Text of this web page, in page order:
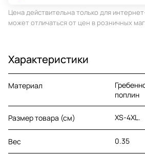
Цена действительна только для
может отличаться от цен в розничных
Характеристики
Материал
поплин
Размер товара (см) XS-4XL.
Вес 0.35